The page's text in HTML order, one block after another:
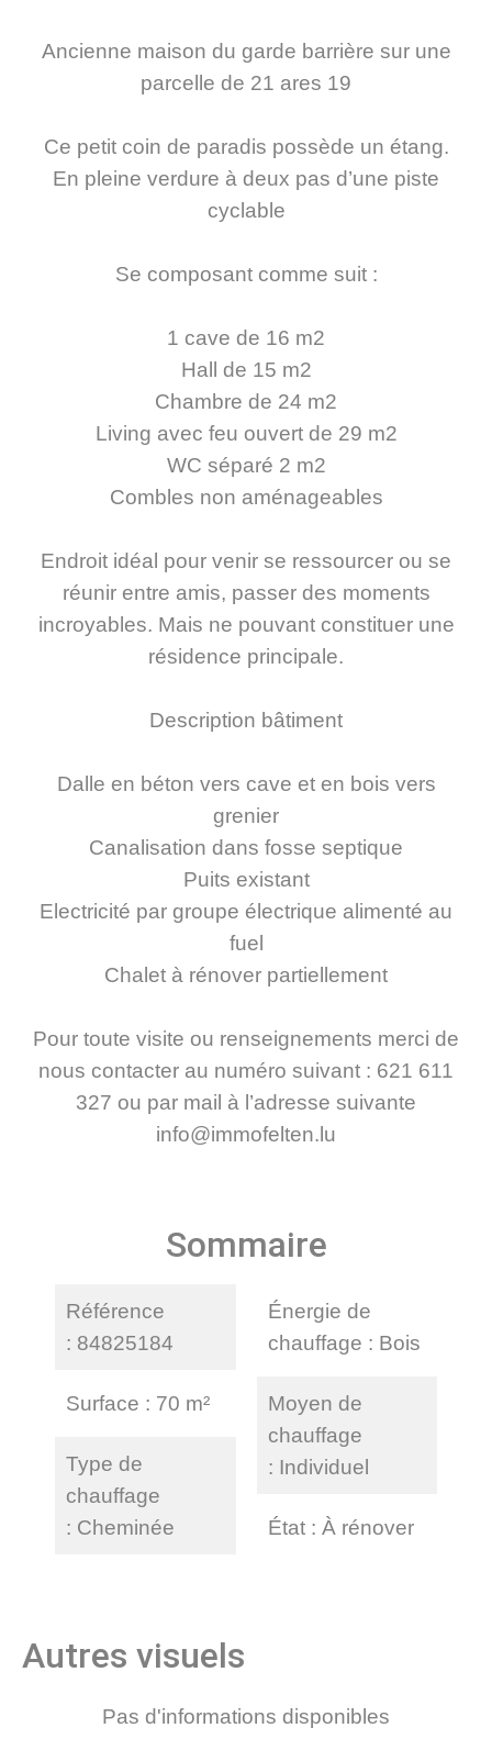
Ancienne maison du garde barrière sur une
parcelle de 21 ares 19
Ce petit coin de paradis possède un étang.
En pleine verdure à deux pas d’une piste
cyclable
Se composant comme suit :
1 cave de 16 m2
Hall de 15 m2
Chambre de 24 m2
Living avec feu ouvert de 29 m2
WC séparé 2 m2
Combles non aménageables
Endroit idéal pour venir se ressourcer ou se
réunir entre amis, passer des moments
incroyables. Mais ne pouvant constituer une
résidence principale.
Description bâtiment
Dalle en béton vers cave et en bois vers
grenier
Canalisation dans fosse septique
Puits existant
Electricité par groupe électrique alimenté au
fuel
Chalet à rénover partiellement
Pour toute visite ou renseignements merci de
nous contacter au numéro suivant : 621 611
327 ou par mail à l’adresse suivante
info@immofelten.lu
Sommaire
Référence
84825184
Surface 70 m²
Type de
chauffage
Cheminée
Énergie de
chauffage
Bois
Moyen de
chauffage
Individuel
État À rénover
Autres visuels
Pas d'informations disponibles